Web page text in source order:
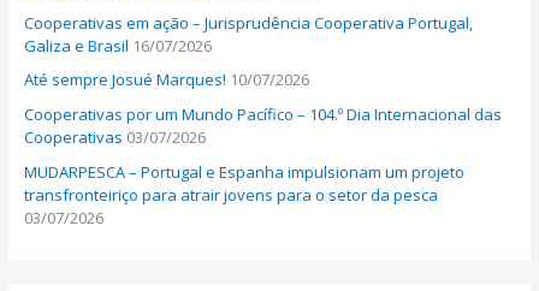
Cooperativas em ação – Jurisprudência Cooperativa Portugal,
Galiza e Brasil 16/07/2026
Até sempre Josué Marques! 10/07/2026
Cooperativas por um Mundo Pacífico – 104.º Dia Internacional das
Cooperativas 03/07/2026
MUDARPESCA – Portugal e Espanha impulsionam um projeto
transfronteiriço para atrair jovens para o setor da pesca
03/07/2026